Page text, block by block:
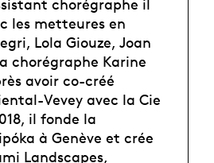
chorégraphe il
les metteures en
Lola Giouze, Joan
chorégraphe Karine
avoir co-créé
Vevey avec la Cie
il fonde la
à Genève et crée
Landscapes,